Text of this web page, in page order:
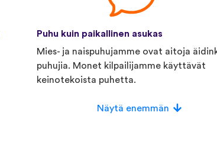
Puhu kuin paikallinen asukas
Mies- ja naispuhujamme ovat aitoja
puhujia. Monet kilpailijamme käyttävät
keinotekoista puhetta.
Näytä enemmän